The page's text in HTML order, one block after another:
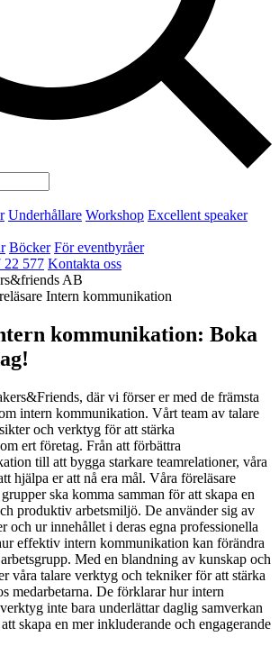
Underhållare Workshop Excellent speaker
Böcker För eventbyråer
22 577 Kontakta oss
AB
Intern kommunikation
kommunikation: Boka
där vi förser er med de främsta
intern kommunikation. Vårt team av talare
och verktyg för att stärka
ert företag. Från att förbättra
till att bygga starkare teamrelationer, våra
hjälpa er att nå era mål. Våra föreläsare
ska komma samman för att skapa en
produktiv arbetsmiljö. De använder sig av
och ur innehållet i deras egna professionella
effektiv intern kommunikation kan förändra
Med en blandning av kunskap och
våra talare verktyg och tekniker för att stärka
medarbetarna. De förklarar hur intern
inte bara underlättar daglig samverkan
skapa en mer inkluderande och engagerande